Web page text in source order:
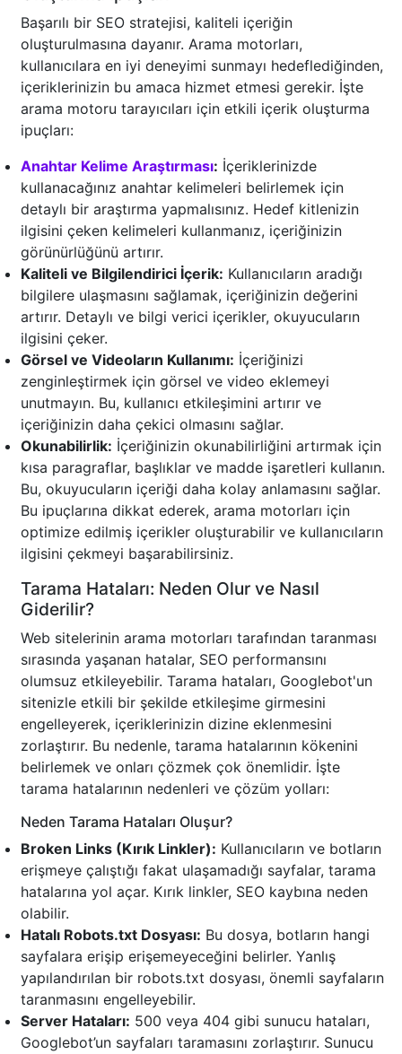
Başarılı bir SEO stratejisi, kaliteli içeriğin
oluşturulmasına dayanır. Arama motorları,
kullanıcılara en iyi deneyimi sunmayı hedeflediğinden,
içeriklerinizin bu amaca hizmet etmesi gerekir. İşte
arama motoru tarayıcıları için etkili içerik oluşturma
ipuçları:
Anahtar Kelime Araştırması: İçeriklerinizde
kullanacağınız anahtar kelimeleri belirlemek için
detaylı bir araştırma yapmalısınız. Hedef kitlenizin
ilgisini çeken kelimeleri kullanmanız, içeriğinizin
görünürlüğünü artırır.
Kaliteli ve Bilgilendirici İçerik: Kullanıcıların aradığı
bilgilere ulaşmasını sağlamak, içeriğinizin değerini
artırır. Detaylı ve bilgi verici içerikler, okuyucuların
ilgisini çeker.
Görsel ve Videoların Kullanımı: İçeriğinizi
zenginleştirmek için görsel ve video eklemeyi
unutmayın. Bu, kullanıcı etkileşimini artırır ve
içeriğinizin daha çekici olmasını sağlar.
Okunabilirlik: İçeriğinizin okunabilirliğini artırmak için
kısa paragraflar, başlıklar ve madde işaretleri kullanın.
Bu, okuyucuların içeriği daha kolay anlamasını sağlar.
Bu ipuçlarına dikkat ederek, arama motorları için
optimize edilmiş içerikler oluşturabilir ve kullanıcıların
ilgisini çekmeyi başarabilirsiniz.
Tarama Hataları: Neden Olur ve Nasıl
Giderilir?
Web sitelerinin arama motorları tarafından taranması
sırasında yaşanan hatalar, SEO performansını
olumsuz etkileyebilir. Tarama hataları, Googlebot'un
sitenizle etkili bir şekilde etkileşime girmesini
engelleyerek, içeriklerinizin dizine eklenmesini
zorlaştırır. Bu nedenle, tarama hatalarının kökenini
belirlemek ve onları çözmek çok önemlidir. İşte
tarama hatalarının nedenleri ve çözüm yolları:
Neden Tarama Hataları Oluşur?
Broken Links (Kırık Linkler): Kullanıcıların ve botların
erişmeye çalıştığı fakat ulaşamadığı sayfalar, tarama
hatalarına yol açar. Kırık linkler, SEO kaybına neden
olabilir.
Hatalı Robots.txt Dosyası: Bu dosya, botların hangi
sayfalara erişip erişemeyeceğini belirler. Yanlış
yapılandırılan bir robots.txt dosyası, önemli sayfaların
taranmasını engelleyebilir.
Server Hataları: 500 veya 404 gibi sunucu hataları,
Googlebot’un sayfaları taramasını zorlaştırır. Sunucu